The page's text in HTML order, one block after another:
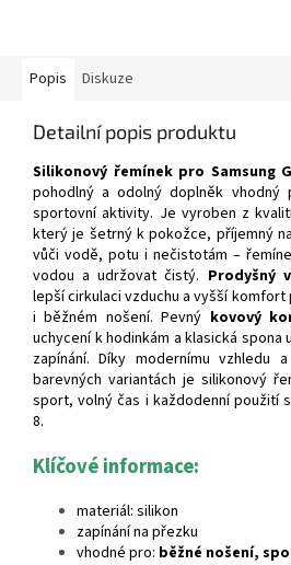
Popis Diskuze
Detailní popis produktu
Silikonový řemínek pro Samsung
pohodlný a odolný doplněk vhodný
sportovní aktivity. Je vyroben z
který je šetrný k pokožce, příjemný
vůči vodě, potu i nečistotám –
vodou a udržovat čistý. Prodyšný
lepší cirkulaci vzduchu a vyšší komfort
i běžném nošení. Pevný kovový
uchycení k hodinkám a klasická spona
zapínání. Díky modernímu vzhledu
barevných variantách je silikonový
sport, volný čas i každodenní použití
8.
Klíčové informace:
materiál: silikon
zapínání na přezku
vhodné pro: běžné nošení,